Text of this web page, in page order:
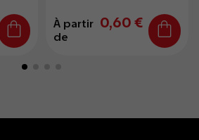
À partir
de
0,60 €